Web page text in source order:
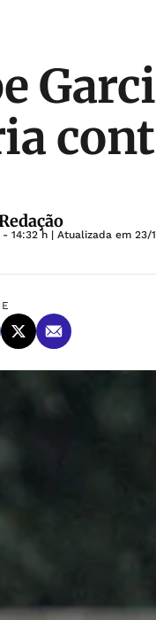
- 14:32 h | Atualizada em 23/